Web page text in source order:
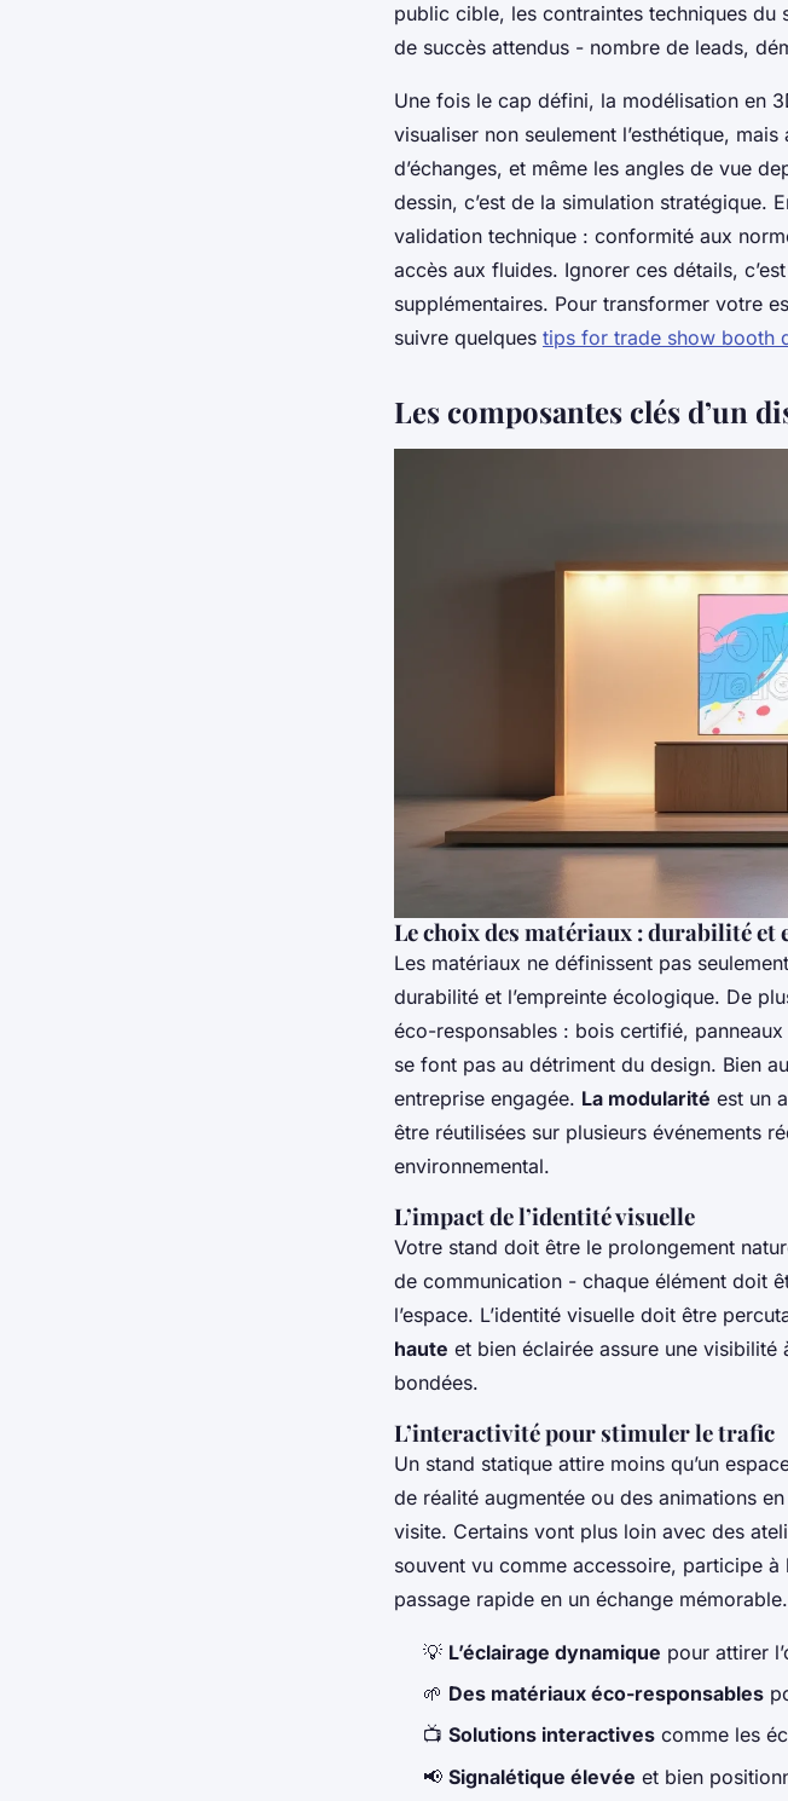
public cible, les contraintes techniques
de succès attendus - nombre de leads,
Une fois le cap défini, la modélisation en
visualiser non seulement l’esthétique,
d’échanges, et même les angles de vue
dessin, c’est de la simulation stratégique.
validation technique : conformité aux
accès aux fluides. Ignorer ces détails,
supplémentaires. Pour transformer votre
suivre quelques tips for trade show booth
Les composantes clés d’un
Le choix des matériaux : durabilité et
Les matériaux ne définissent pas
durabilité et l’empreinte écologique. De
éco-responsables : bois certifié,
se font pas au détriment du design. Bien
entreprise engagée. La modularité est un
être réutilisées sur plusieurs événements
environnemental.
L’impact de l’identité visuelle
Votre stand doit être le prolongement
de communication - chaque élément doit
l’espace. L’identité visuelle doit être
haute et bien éclairée assure une
bondées.
L’interactivité pour stimuler le trafic
Un stand statique attire moins qu’un
de réalité augmentée ou des animations
visite. Certains vont plus loin avec des
souvent vu comme accessoire, participe à
passage rapide en un échange mémorable.
💡 L’éclairage dynamique pour attirer
🌱 Des matériaux éco-responsables
📺 Solutions interactives comme les
📢 Signalétique élevée et bien